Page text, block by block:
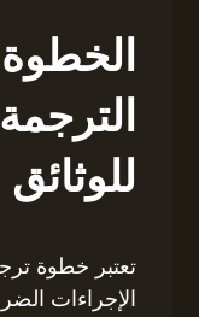
للوثائق
تعتبر خطوة
الإجراءات